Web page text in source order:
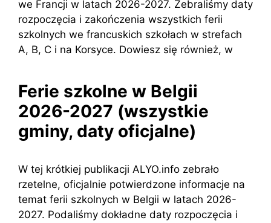
we Francji w latach 2026-2027. Zebraliśmy daty
rozpoczęcia i zakończenia wszystkich ferii
szkolnych we francuskich szkołach w strefach
A, B, C i na Korsyce. Dowiesz się również, w
Ferie szkolne w Belgii
2026-2027 (wszystkie
gminy, daty oficjalne)
W tej krótkiej publikacji ALYO.info zebrało
rzetelne, oficjalnie potwierdzone informacje na
temat ferii szkolnych w Belgii w latach 2026-
2027. Podaliśmy dokładne daty rozpoczęcia i